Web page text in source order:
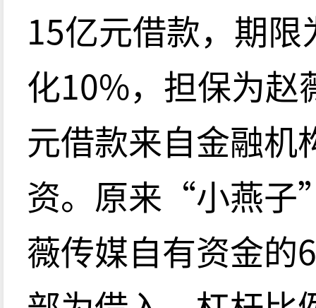
15亿元借款，期
化10%，担保为赵
元借款来自金融机
资。原来“小燕子
薇传媒自有资金的